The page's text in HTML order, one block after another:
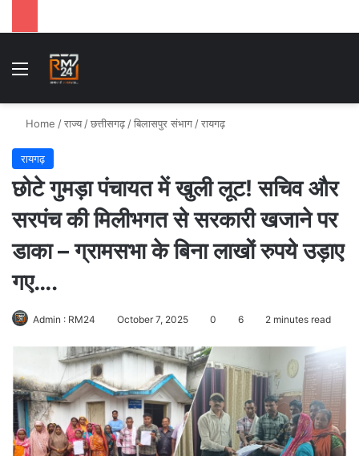
Menu
Home /राज्य /छत्तीसगढ़ /बिलासपुर संभाग /रायगढ़
रायगढ़
छोटे गुमड़ा पंचायत में खुली लूट! सचिव और
सरपंच की मिलीभगत से सरकारी खजाने पर
डाका – ग्रामसभा के बिना लाखों रुपये उड़ाए
गए….
Admin : RM24 October 7, 2025 0 6 2 minutes read